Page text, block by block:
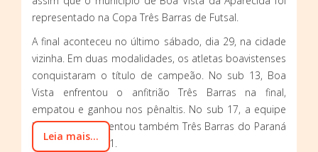
representado na Copa Três Barras de Futsal.
A final aconteceu no último sábado, dia 29, na cidade
vizinha. Em duas modalidades, os atletas boavistenses
conquistaram o título de campeão. No sub 13, Boa
Vista enfrentou o anfitrião Três Barras na final,
empatou e ganhou nos pênaltis. No sub 17, a equipe
boavistense enfrentou também Três Barras do Paraná
e ganhou de 2 a 1.
Leia mais...